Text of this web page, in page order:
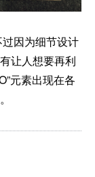
因为细节设计
让人想要再利
元素出现在各